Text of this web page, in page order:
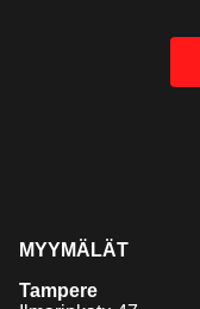
MYYMÄLÄT
Tampere